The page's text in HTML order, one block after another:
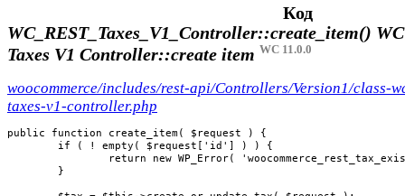
Код
WC_REST_Taxes_V1_Controller::create_item()
Taxes V1 Controller::create item WC 11.0.0
woocommerce/includes/rest-api/Controllers/Version1/class-
taxes-v1-controller.php
public function create_item( $request ) {